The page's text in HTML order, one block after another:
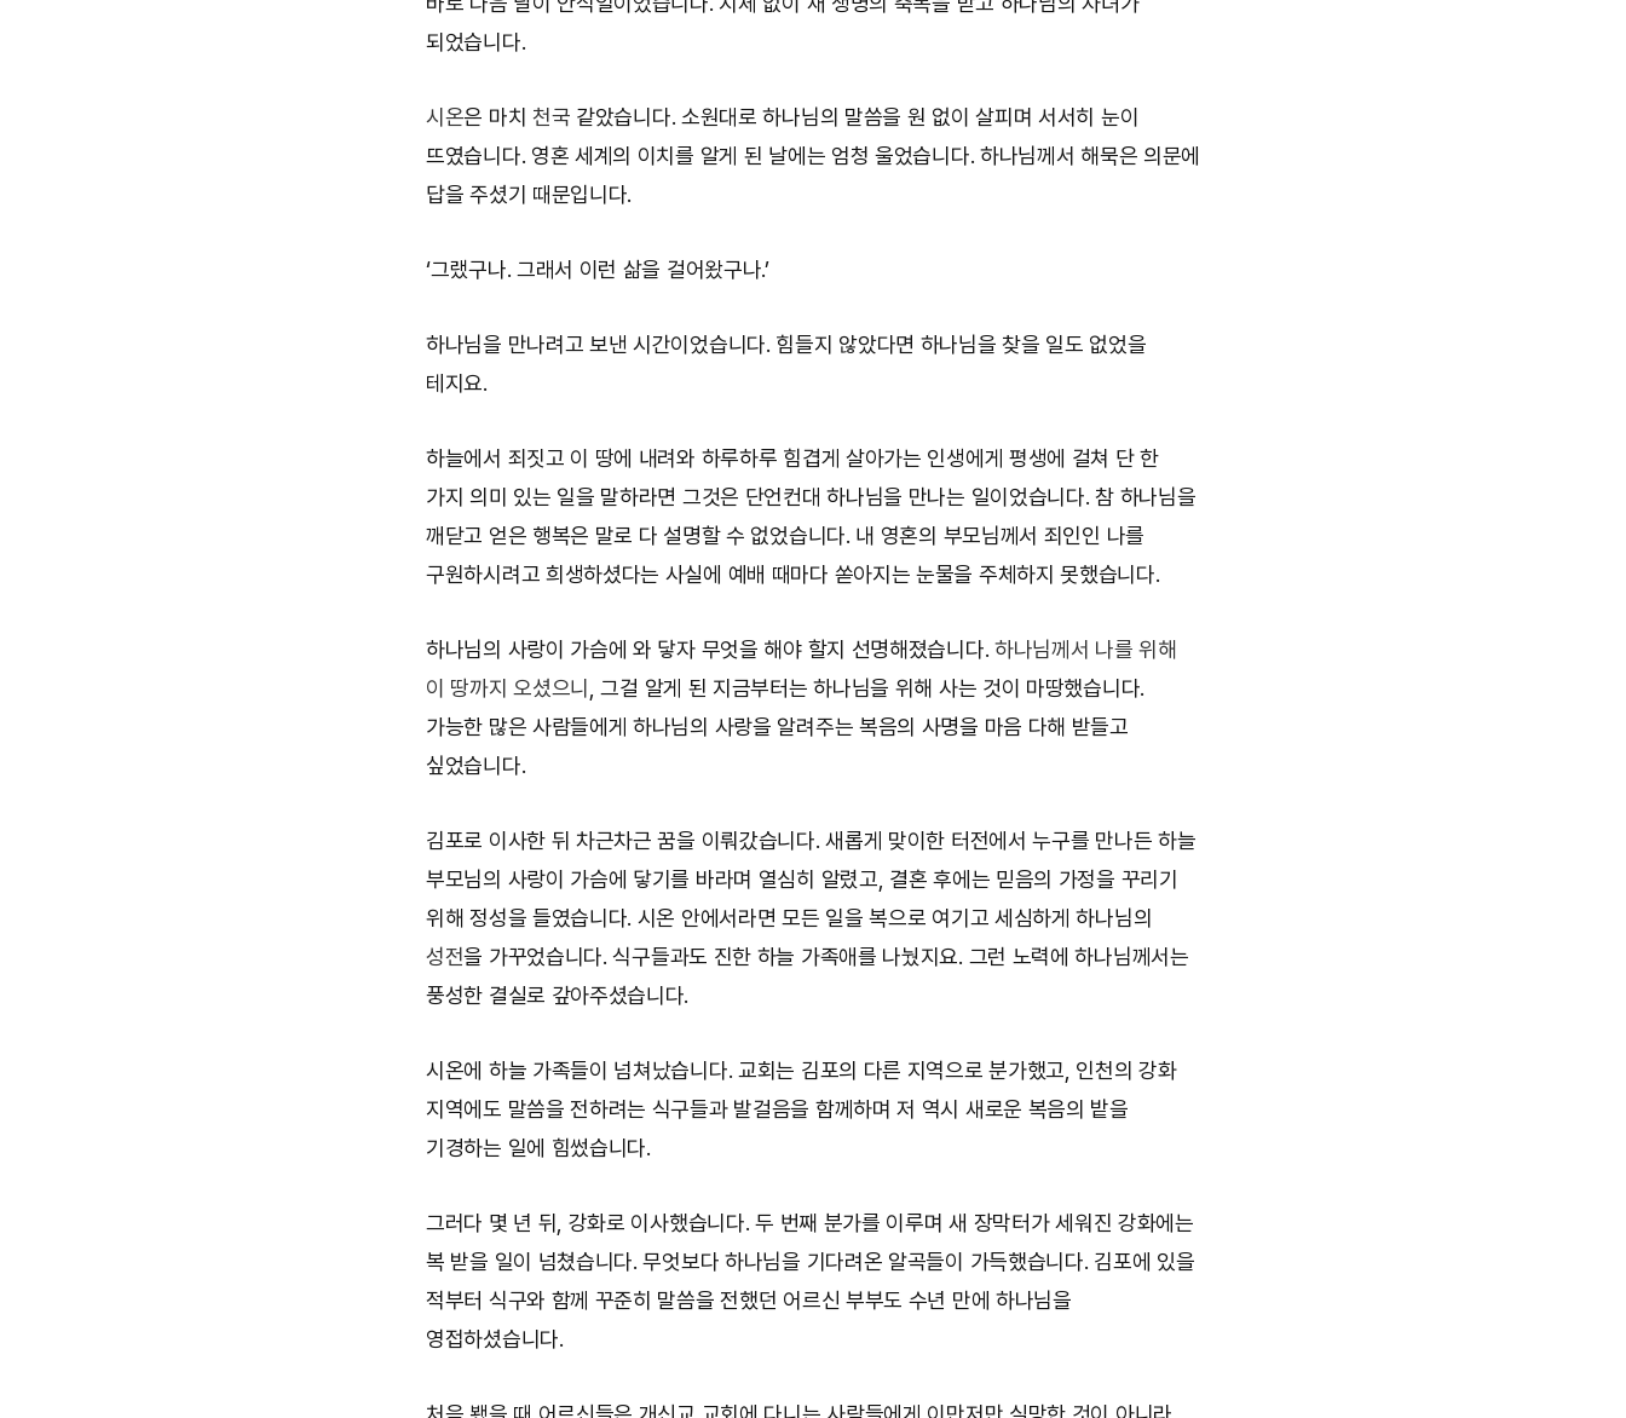
되었습니다.
시온은 마치 천국 같았습니다. 소원대로 하나님의 말씀을 원 없이 살피며 서서히 눈이
뜨였습니다. 영혼 세계의 이치를 알게 된 날에는 엄청 울었습니다. 하나님께서 해묵은 의문에
답을 주셨기 때문입니다.
‘그랬구나. 그래서 이런 삶을 걸어왔구나.’
하나님을 만나려고 보낸 시간이었습니다. 힘들지 않았다면 하나님을 찾을 일도 없었을
테지요.
하늘에서 죄짓고 이 땅에 내려와 하루하루 힘겹게 살아가는 인생에게 평생에 걸쳐 단 한
가지 의미 있는 일을 말하라면 그것은 단언컨대 하나님을 만나는 일이었습니다. 참 하나님을
깨닫고 얻은 행복은 말로 다 설명할 수 없었습니다. 내 영혼의 부모님께서 죄인인 나를
구원하시려고 희생하셨다는 사실에 예배 때마다 쏟아지는 눈물을 주체하지 못했습니다.
하나님의 사랑이 가슴에 와 닿자 무엇을 해야 할지 선명해졌습니다. 하나님께서 나를 위해
이 땅까지 오셨으니
, 그걸 알게 된 지금부터는 하나님을 위해 사는 것이 마땅했습니다.
가능한 많은 사람들에게 하나님의 사랑을 알려주는 복음의 사명을 마음 다해 받들고
싶었습니다.
김포로 이사한 뒤 차근차근 꿈을 이뤄갔습니다. 새롭게 맞이한 터전에서 누구를 만나든 하늘
부모님의 사랑이 가슴에 닿기를 바라며 열심히 알렸고, 결혼 후에는 믿음의 가정을 꾸리기
위해 정성을 들였습니다. 시온 안에서라면 모든 일을 복으로 여기고 세심하게 하나님의
성전을 가꾸었습니다. 식구들과도 진한 하늘 가족애를 나눴지요. 그런 노력에 하나님께서는
풍성한 결실로 갚아주셨습니다.
시온에 하늘 가족들이 넘쳐났습니다. 교회는 김포의 다른 지역으로 분가했고, 인천의 강화
지역에도 말씀을 전하려는 식구들과 발걸음을 함께하며 저 역시 새로운 복음의 밭을
기경하는 일에 힘썼습니다.
그러다 몇 년 뒤, 강화로 이사했습니다. 두 번째 분가를 이루며 새 장막터가 세워진 강화에는
복 받을 일이 넘쳤습니다. 무엇보다 하나님을 기다려온 알곡들이 가득했습니다. 김포에 있을
적부터 식구와 함께 꾸준히 말씀을 전했던 어르신 부부도 수년 만에 하나님을
영접하셨습니다.